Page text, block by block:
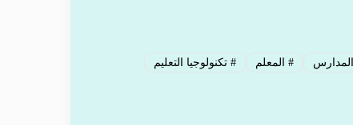
المدارس # المعلم #تكنولوجيا التعليم